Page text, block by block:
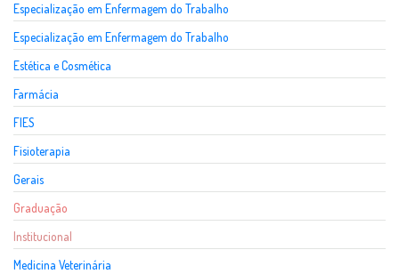
Especialização em Enfermagem do Trabalho
Especialização em Enfermagem do Trabalho
Estética e Cosmética
Farmácia
FIES
Fisioterapia
Gerais
Graduação
Institucional
Medicina Veterinária